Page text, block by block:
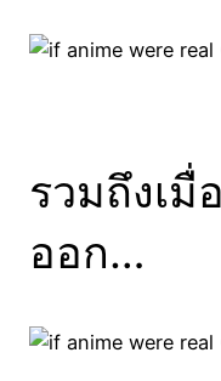
รวมถึงเมื่
ออก…